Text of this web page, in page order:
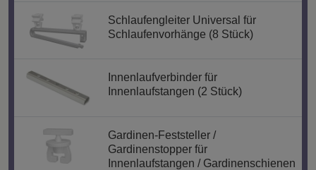
Schlaufengleiter Universal für
Schlaufenvorhänge (8 Stück)
Innenlaufverbinder für
Innenlaufstangen (2 Stück)
Gardinen-Feststeller /
Gardinenstopper für
Innenlaufstangen / Gardinenschienen